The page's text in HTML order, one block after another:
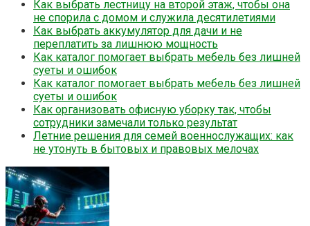
Как выбрать лестницу на второй этаж, чтобы она
не спорила с домом и служила десятилетиями
Как выбрать аккумулятор для дачи и не
переплатить за лишнюю мощность
Как каталог помогает выбрать мебель без лишней
суеты и ошибок
Как каталог помогает выбрать мебель без лишней
суеты и ошибок
Как организовать офисную уборку так, чтобы
сотрудники замечали только результат
Летние решения для семей военнослужащих: как
не утонуть в бытовых и правовых мелочах